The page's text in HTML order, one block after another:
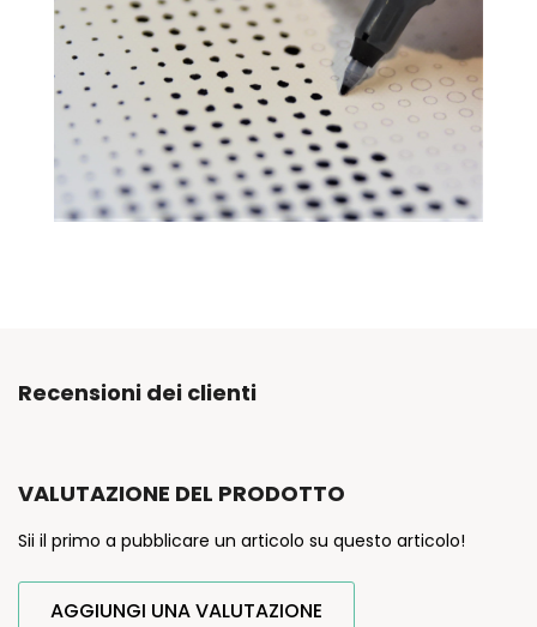
Recensioni dei clienti
VALUTAZIONE DEL PRODOTTO
Sii il primo a pubblicare un articolo su questo articolo!
AGGIUNGI UNA VALUTAZIONE